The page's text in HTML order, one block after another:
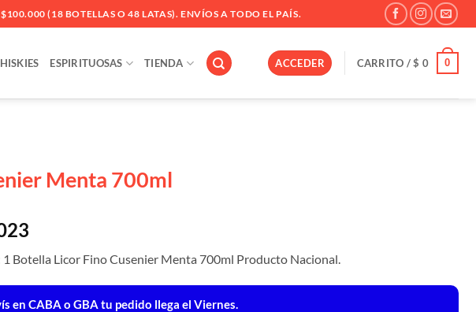
(18 BOTELLAS O 48 LATAS). ENVÍOS A TODO EL PAÍS.
ESPIRITUOSAS TIENDA ACCEDER CARRITO /$ 0 0
Menta 700ml
1 Botella Licor Fino Cusenier Menta 700ml Producto Nacional.
en CABA o GBA tu pedido llega el Viernes.